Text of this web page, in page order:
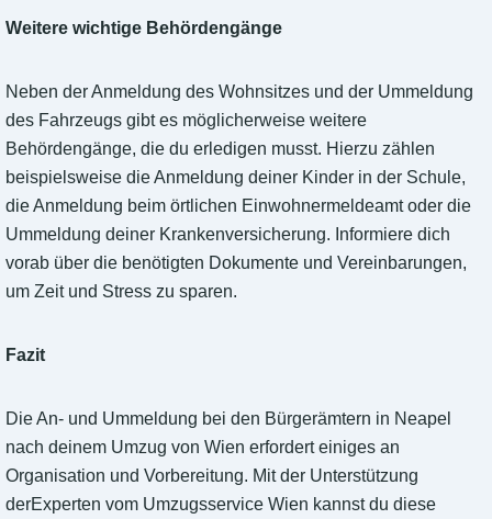
Weitere wichtige Behördengänge
Neben der Anmeldung des Wohnsitzes und der Ummeldung
des Fahrzeugs gibt es möglicherweise weitere
Behördengänge, die du erledigen musst. Hierzu zählen
beispielsweise die Anmeldung deiner Kinder in der Schule,
die Anmeldung beim örtlichen Einwohnermeldeamt oder die
Ummeldung deiner Krankenversicherung. Informiere dich
vorab über die benötigten Dokumente und Vereinbarungen,
um Zeit und Stress zu sparen.
Fazit
Die An- und Ummeldung bei den Bürgerämtern in Neapel
nach deinem Umzug von Wien erfordert einiges an
Organisation und Vorbereitung. Mit der Unterstützung
derExperten vom Umzugsservice Wien kannst du diese